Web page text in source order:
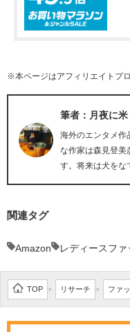
※本ページはアフィリエイトプ
筆者：月夜に米
海外のエンタメ作
な作家は森見登美
す。将来は犬をな
関連タグ
Amazon レディースファ
TOP > リサーチ > ファ